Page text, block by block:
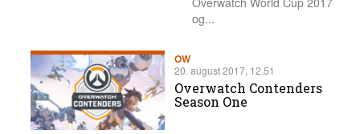
og...
OW
20. august 2017, 12.51
Overwatch Contenders
Season One